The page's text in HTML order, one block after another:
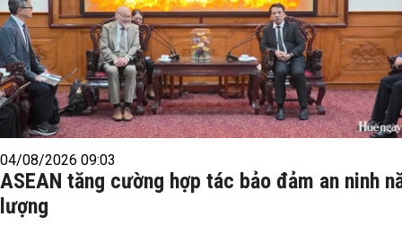
04/08/2026 09:03
ASEAN tăng cường hợp tác bảo đảm an ninh
lượng